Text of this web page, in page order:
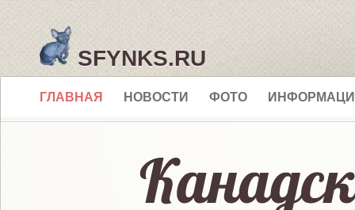
SFYNKS.RU
ГЛАВНАЯ НОВОСТИ ФОТО